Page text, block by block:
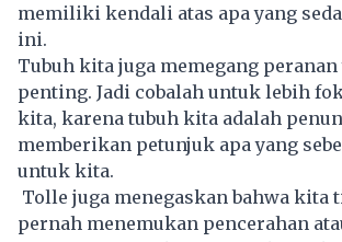
memiliki kendali atas apa yang
ini.
Tubuh kita juga memegang peranan
penting. Jadi cobalah untuk lebih
kita, karena tubuh kita adalah
memberikan petunjuk apa yang
untuk kita.
Tolle juga menegaskan bahwa kita
pernah menemukan pencerahan